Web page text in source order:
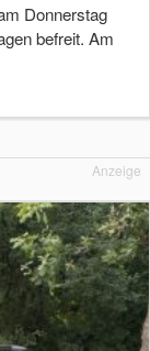
Donnerstag
befreit. Am
Anzeige